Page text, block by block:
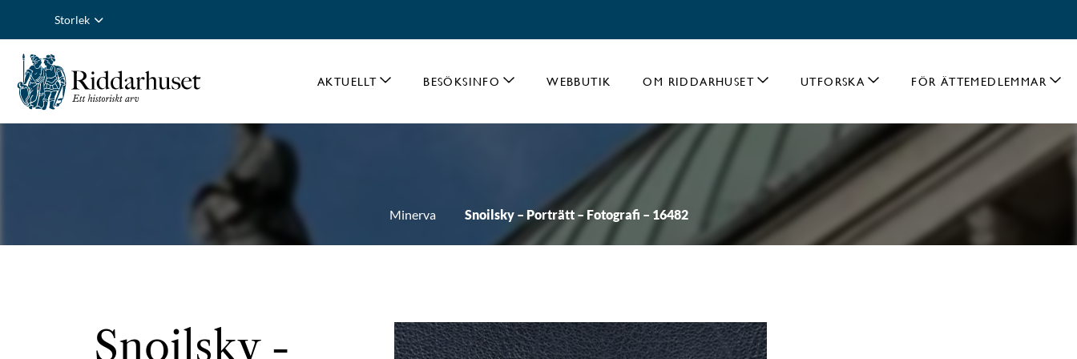
Storlek
AKTUELLT BESÖKSINFO WEBBUTIK OM RIDDARHUSET UTFORSKA FÖR ÄTTEMEDLEMMAR
Minerva Snoilsky – Porträtt – Fotografi – 16482
Snoilsky-